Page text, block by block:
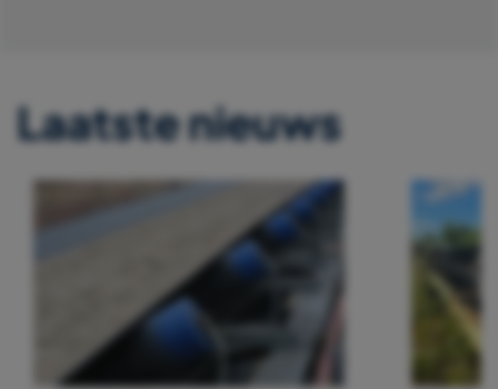
Laatste nieuws